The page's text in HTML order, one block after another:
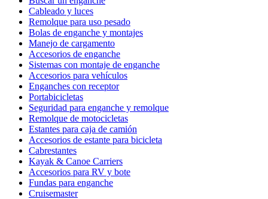
Cableado y luces
Remolque para uso pesado
Bolas de enganche y montajes
Manejo de cargamento
Accesorios de enganche
Sistemas con montaje de enganche
Accesorios para vehículos
Enganches con receptor
Portabicicletas
Seguridad para enganche y remolque
Remolque de motocicletas
Estantes para caja de camión
Accesorios de estante para bicicleta
Cabrestantes
Kayak & Canoe Carriers
Accesorios para RV y bote
Fundas para enganche
Cruisemaster